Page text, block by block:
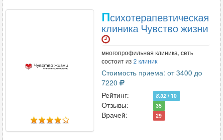
Психотерапевтическая
клиника Чувство жизни
многопрофильная клиника, сеть
состоит из 2 клиник
Стоимость приема: от 3400 до
7220
Рейтинг:
8.32 / 10
Отзывы: 35
Врачей: 29